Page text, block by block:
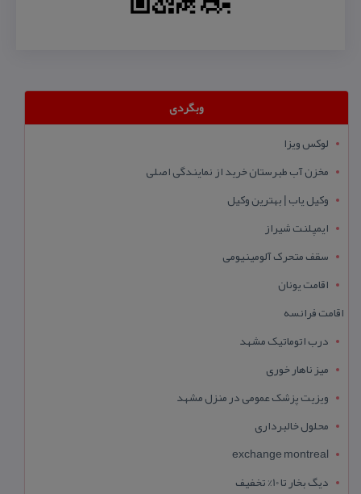
وبگردی
لوکس ویزا
مخزن آب طبرستان خرید از نمایندگی اصلی
وکیل یاب | بهترین وکیل
ایمپلنت شیراز
سقف متحرک آلومینیومی
اقامت یونان
اقامت فرانسه
درب اتوماتیک مشهد
میز ناهار خوری
ویزیت پزشک عمومی در منزل مشهد
محلول خالبرداری
exchange montreal
دیگ بخار تا 10% تخفیف